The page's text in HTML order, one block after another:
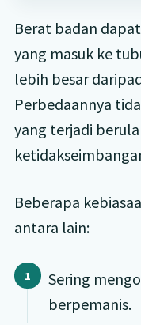
Berat badan
yang masuk ke
lebih besar
Perbedaannya
yang terjadi
Beberapa
antara lain:
Sering
berpemanis.